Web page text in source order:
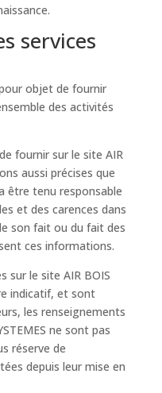
services
pour objet de fournir
des activités
fournir sur le site AIR
aussi précises que
être tenu responsable
et des carences dans
son fait ou du fait des
ces informations.
sur le site AIR BOIS
indicatif, et sont
les renseignements
ne sont pas
réserve de
depuis leur mise en